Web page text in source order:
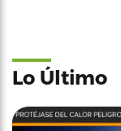
Lo Último